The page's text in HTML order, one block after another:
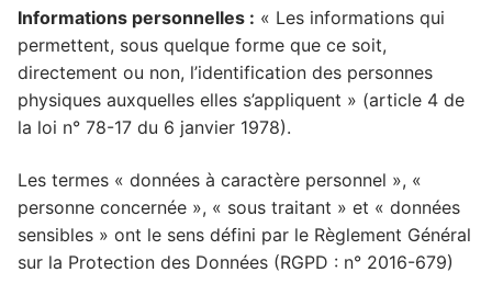
Informations personnelles : « Les informations qui
permettent, sous quelque forme que ce soit,
directement ou non, l’identification des personnes
physiques auxquelles elles s’appliquent » (article 4 de
la loi n° 78-17 du 6 janvier 1978).
Les termes « données à caractère personnel », «
personne concernée », « sous traitant » et « données
sensibles » ont le sens défini par le Règlement Général
sur la Protection des Données (RGPD : n° 2016-679)